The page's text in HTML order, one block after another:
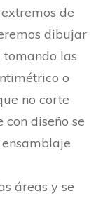
de
dibujar
tomando las
o
no corte
diseño se
áreas y se